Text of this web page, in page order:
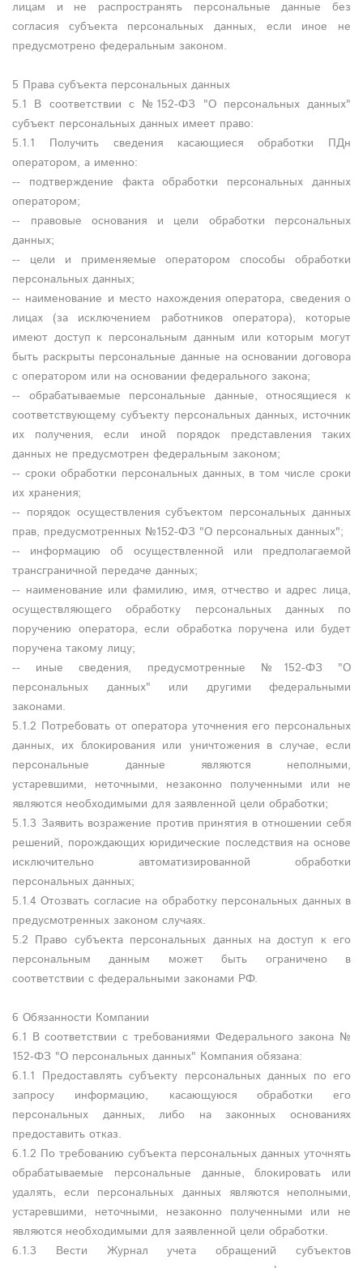
лицам и не распространять персональные данные без
согласия субъекта персональных данных, если иное не
предусмотрено федеральным законом.
5 Права субъекта персональных данных
5.1 В соответствии с №152-ФЗ "О персональных данных"
субъект персональных данных имеет право:
5.1.1 Получить сведения касающиеся обработки ПДн
оператором, а именно:
-- подтверждение факта обработки персональных данных
оператором;
-- правовые основания и цели обработки персональных
данных;
-- цели и применяемые оператором способы обработки
персональных данных;
-- наименование и место нахождения оператора, сведения о
лицах (за исключением работников оператора), которые
имеют доступ к персональным данным или которым могут
быть раскрыты персональные данные на основании договора
с оператором или на основании федерального закона;
-- обрабатываемые персональные данные, относящиеся к
соответствующему субъекту персональных данных, источник
их получения, если иной порядок представления таких
данных не предусмотрен федеральным законом;
-- сроки обработки персональных данных, в том числе сроки
их хранения;
-- порядок осуществления субъектом персональных данных
прав, предусмотренных №152-ФЗ "О персональных данных";
-- информацию об осуществленной или предполагаемой
трансграничной передаче данных;
-- наименование или фамилию, имя, отчество и адрес лица,
осуществляющего обработку персональных данных по
поручению оператора, если обработка поручена или будет
поручена такому лицу;
-- иные сведения, предусмотренные №152-ФЗ "О
персональных данных" или другими федеральными
законами.
5.1.2 Потребовать от оператора уточнения его персональных
данных, их блокирования или уничтожения в случае, если
персональные данные являются неполными,
устаревшими, неточными, незаконно полученными или не
являются необходимыми для заявленной цели обработки;
5.1.3 Заявить возражение против принятия в отношении себя
решений, порождающих юридические последствия на основе
исключительно автоматизированной обработки
персональных данных;
5.1.4 Отозвать согласие на обработку персональных данных в
предусмотренных законом случаях.
5.2 Право субъекта персональных данных на доступ к его
персональным данным может быть ограничено в
соответствии с федеральными законами РФ.
6 Обязанности Компании
6.1 В соответствии с требованиями Федерального закона №
152-ФЗ "О персональных данных" Компания обязана:
6.1.1 Предоставлять субъекту персональных данных по его
запросу информацию, касающуюся обработки его
персональных данных, либо на законных основаниях
предоставить отказ.
6.1.2 По требованию субъекта персональных данных уточнять
обрабатываемые персональные данные, блокировать или
удалять, если персональных данных являются неполными,
устаревшими, неточными, незаконно полученными или не
являются необходимыми для заявленной цели обработки.
6.1.3 Вести Журнал учета обращений субъектов